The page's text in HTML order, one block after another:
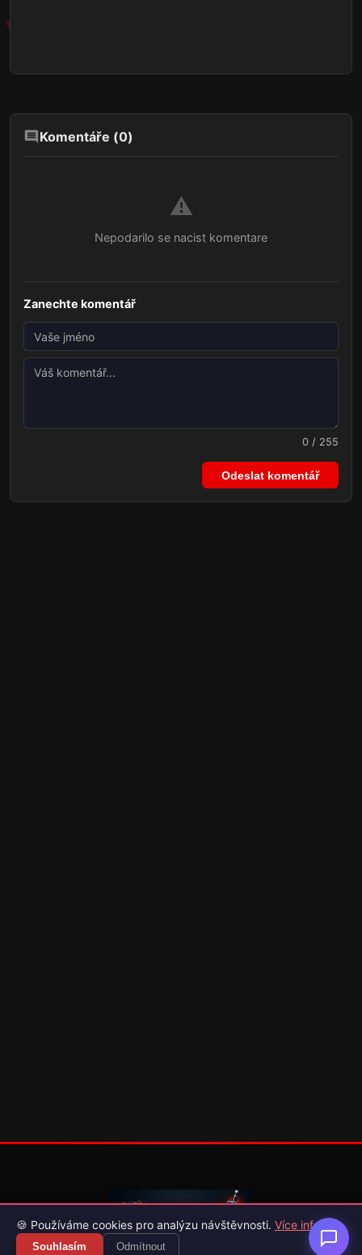
Komentáře (0)
⚠️
Nepodarilo se nacist komentare
Zanechte komentář
0 / 255
Odeslat komentář
🍪 Používáme cookies pro analýzu návštěvnosti. Více info
Souhlasím Odmítnout